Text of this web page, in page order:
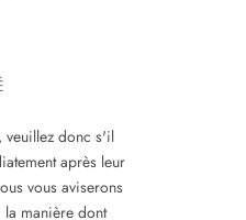
veuillez donc s'il
après leur
vous aviserons
la manière dont